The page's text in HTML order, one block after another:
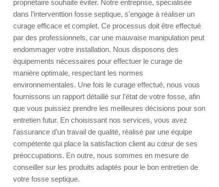
propriétaire souhaite éviter. Notre entreprise, spécialisée
dans l’interventtion fosse septique, s'engage à réaliser un
curage efficace et complet. Ce processus doit être effectué
par des professionnels, car une mauvaise manipulation peut
endommager votre installation. Nous disposons des
équipements nécessaires pour effectuer le curage de
manière optimale, respectant les normes
environnementales. Une fois le curage effectué, nous vous
fournissons un rapport détaillé sur l'état de votre fosse, afin
que vous puissiez prendre les meilleures décisions pour son
entretien futur. En choisissant nos services, vous avez
l’assurance d’un travail de qualité, réalisé par une équipe
compétente qui place la satisfaction client au cœur de ses
préoccupations. En outre, nous sommes en mesure de
conseiller sur les produits adaptés pour le bon entretien de
votre fosse septique.